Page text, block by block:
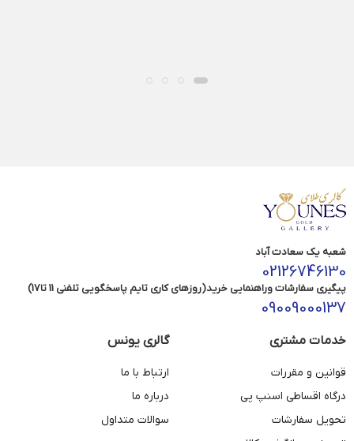
شعبه یک سعادت آباد
02126746130
پیگیری سفارشات وراهنمایی خرید(روزهای کاری تایم پاسخگویی تلفنی 11 تا17)
09009000137
خدمات مشتری
قوانین و مقررات
درگاه اقساطی اسنپ پی
تحویل سفارشات
گالری یونس
ارتباط با ما
درباره ما
سوالات متداول